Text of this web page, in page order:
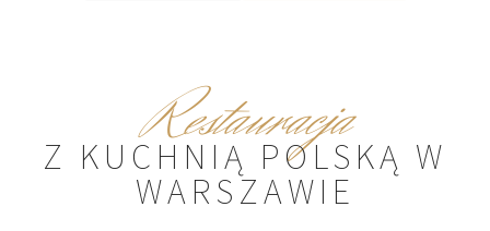
Restauracja
Z KUCHNIĄ POLSKĄ W
WARSZAWIE